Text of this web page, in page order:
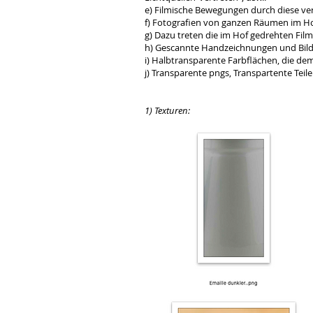
e) Filmische Bewegungen durch diese
f) Fotografien von ganzen Räumen im
g) Dazu treten die im Hof gedrehten
h) Gescannte Handzeichnungen und
i) Halbtransparente Farbflächen, die
j) Transparente pngs, Transpartente
1) Texturen: